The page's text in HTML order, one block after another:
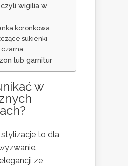
wigilia w
koronkowa
sukienki
czarna
lub garnitur
w
to dla
ze